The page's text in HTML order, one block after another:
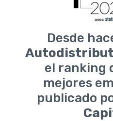
Desde
el ranking
mejores
publicado